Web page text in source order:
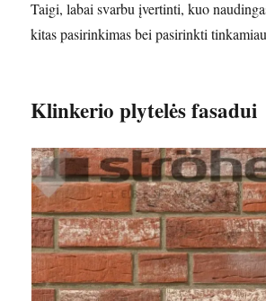
Taigi, labai svarbu įvertinti, kuo
kitas pasirinkimas bei pasirinkti
Klinkerio plytelės fasadui